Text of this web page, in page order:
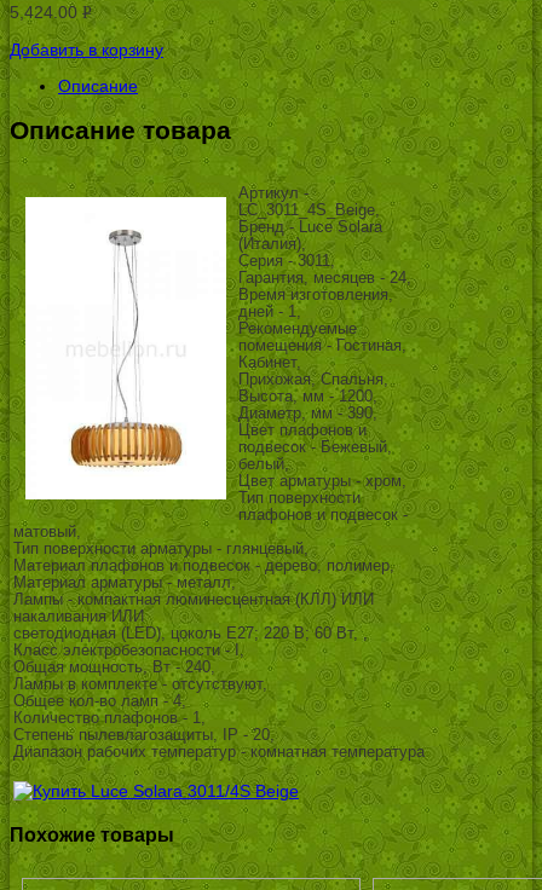
5,424.00 Р
УБ.
Добавить в корзину
Описание
Описание товара
Артикул -
LC_3011_4S_Beige,
Бренд - Luce Solara
(Италия),
Серия - 3011,
Гарантия, месяцев - 24,
Время изготовления,
дней - 1,
Рекомендуемые
помещения - Гостиная,
Кабинет,
Прихожая, Спальня,
Высота, мм - 1200,
Диаметр, мм - 390,
Цвет плафонов и
подвесок - Бежевый,
белый,
Цвет арматуры - хром,
Тип поверхности
плафонов и подвесок -
матовый,
Тип поверхности арматуры - глянцевый,
Материал плафонов и подвесок - дерево, полимер,
Материал арматуры - металл,
Лампы - компактная люминесцентная (КЛЛ) ИЛИ
накаливания ИЛИ
светодиодная (LED), цоколь E27; 220 В; 60 Вт, ,
Класс электробезопасности - I,
Общая мощность, Вт - 240,
Лампы в комплекте - отсутствуют,
Общее кол-во ламп - 4,
Количество плафонов - 1,
Степень пылевлагозащиты, IP - 20,
Диапазон рабочих температур - комнатная температура
Похожие товары